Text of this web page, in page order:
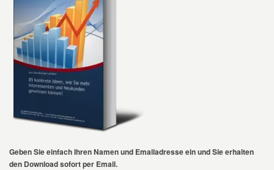
Geben Sie einfach Ihren Namen und Emailadresse ein und Sie erhalten
den Download sofort per Email.